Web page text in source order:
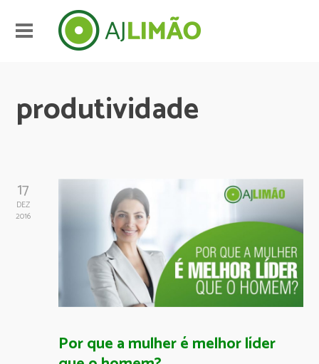
produtividade
17
DEZ
2016
Por que a mulher é melhor líder